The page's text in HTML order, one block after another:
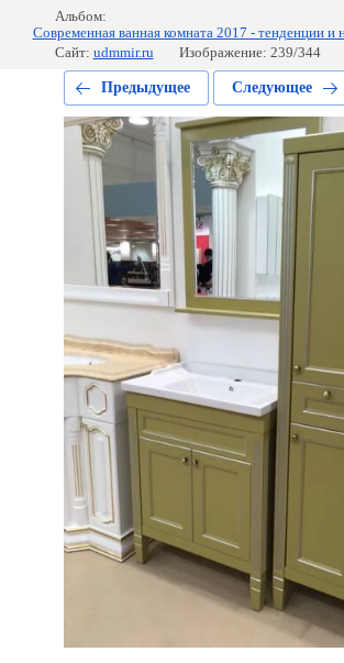
Альбом:
Современная ванная комната 2017 - тенденции и
Сайт: udmmir.ru Изображение: 239/344
Предыдущее Следующее